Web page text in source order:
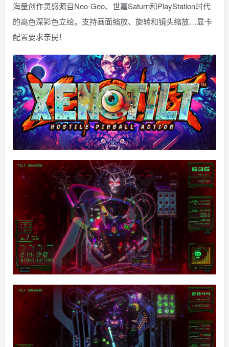
海量创作灵感源自Neo-Geo、世嘉Saturn和PlayStation时代
的高色深彩色立绘。支持画面缩放、旋转和镜头缩放…显卡
配置要求亲民！